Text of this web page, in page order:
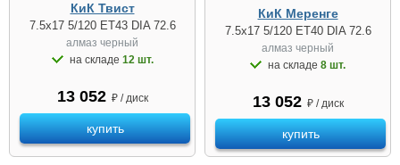
КиК Твист
7.5x17 5/120 ET43 DIA 72.6
алмаз черный
на складе 12 шт.
13 052 ₽ / диск
купить
КиК Меренге
7.5x17 5/120 ET40 DIA 72.6
алмаз чeрный
на складе 8 шт.
13 052 ₽ / диск
купить